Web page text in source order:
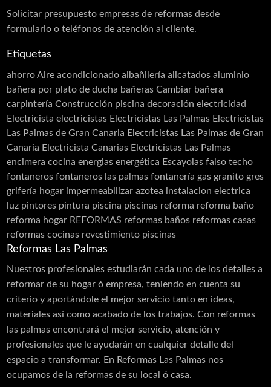
Solicitar presupuestoempresas de reformas desde
formulario o teléfonos de atención al cliente.
Etiquetas
ahorro Aire acondicionado albañilería alicatados aluminio
bañera por plato de ducha bañeras Cambiar bañera
carpintería Construcción piscina decoración electricidad
Electricista electricistas Electricistas Las Palmas Electricistas
Las Palmas de Gran Canaria Electricistas Las Palmas de Gran
Canaria Electricista Canarias Electricistas Las Palmas
encimera cocina energias energética Escayolas falso techo
fontaneros fontaneros las palmas fontanería gas granito gres
grifería hogar impermeabilizar azotea instalacion electrica
luz pintores pintura piscina piscinas reforma reforma baño
reforma hogar REFORMAS reformas baños reformas casas
reformas cocinas revestimiento piscinas
Reformas Las Palmas
Nuestros profesionales estudiarán cada uno de los detalles a
reformar de su hogar ó empresa, teniendo en cuenta su
criterio y aportándole el mejor servicio tanto en ideas,
materiales así como acabado de los trabajos. Con reformas
las palmas encontrará el mejor servicio, atención y
profesionales que le ayudarán en cualquier detalle del
espacio a transformar. En Reformas Las Palmas nos
ocupamos de la reformas de su local ó casa.